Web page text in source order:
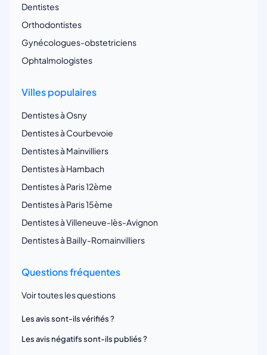
Dentistes
Orthodontistes
Gynécologues-obstetriciens
Ophtalmologistes
Villes populaires
Dentistes à Osny
Dentistes à Courbevoie
Dentistes à Mainvilliers
Dentistes à Hambach
Dentistes à Paris 12ème
Dentistes à Paris 15ème
Dentistes à Villeneuve-lès-Avignon
Dentistes à Bailly-Romainvilliers
Questions fréquentes
Voir toutes les questions
Les avis sont-ils vérifiés ?
Les avis négatifs sont-ils publiés ?